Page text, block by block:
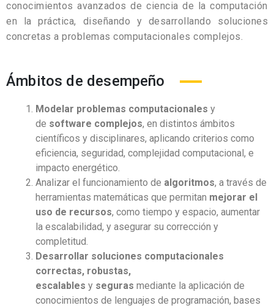
conocimientos avanzados de ciencia de la computación
en la práctica, diseñando y desarrollando soluciones
concretas a problemas computacionales complejos.
Ámbitos de desempeño
Modelar problemas computacionales y
de software complejos, en distintos ámbitos
científicos y disciplinares, aplicando criterios como
eficiencia, seguridad, complejidad computacional, e
impacto energético.
Analizar el funcionamiento de algoritmos, a través de
herramientas matemáticas que permitan mejorar el
uso de recursos, como tiempo y espacio, aumentar
la escalabilidad, y asegurar su corrección y
completitud.
Desarrollar soluciones computacionales
correctas, robustas,
escalables y seguras mediante la aplicación de
conocimientos de lenguajes de programación, bases